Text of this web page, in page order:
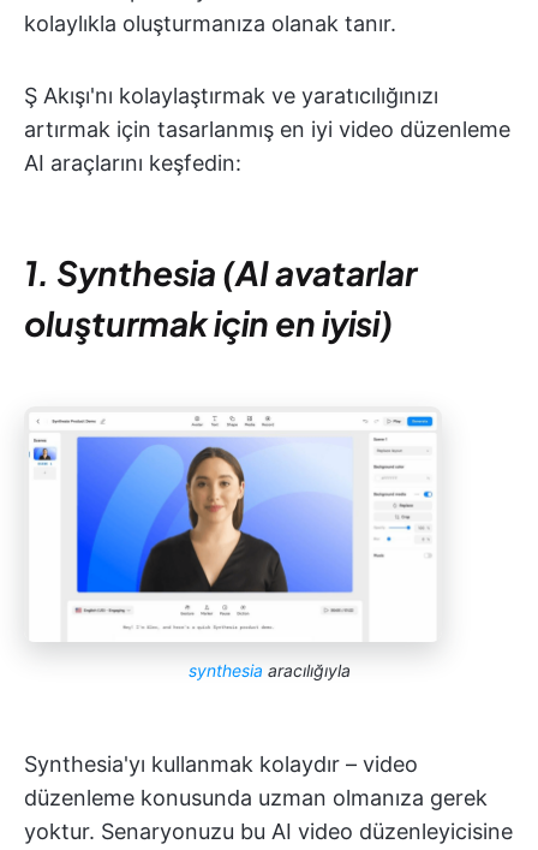
kolaylıkla oluşturmanıza olanak tanır.
Ş Akışı'nı kolaylaştırmak ve yaratıcılığınızı
artırmak için tasarlanmış en iyi video düzenleme
AI araçlarını keşfedin:
1. Synthesia (AI avatarlar
oluşturmak için en iyisi)
synthesia aracılığıyla
Synthesia'yı kullanmak kolaydır – video
düzenleme konusunda uzman olmanıza gerek
yoktur. Senaryonuzu bu AI video düzenleyicisine